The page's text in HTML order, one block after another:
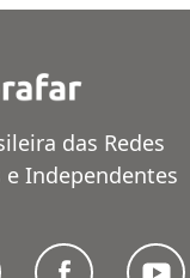
das Redes
Independentes